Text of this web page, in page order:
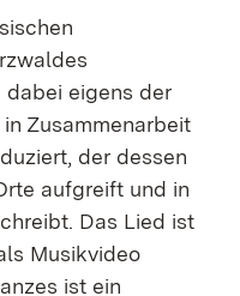
dabei eigens der
Zusammenarbeit
der dessen
aufgreift und in
Das Lied ist
Musikvideo
ist ein